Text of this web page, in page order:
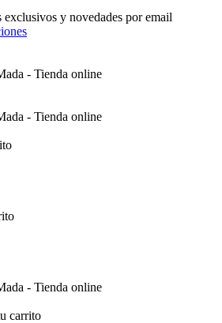
y novedades por email
carrito